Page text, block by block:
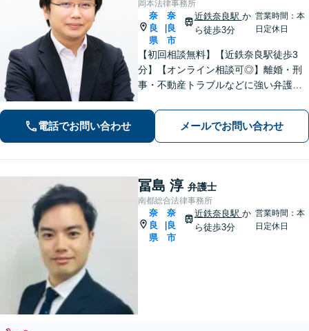
岡本法律事務所
奈
良
県
奈
良
市
近鉄奈良駅 か
ら徒歩3分
営業時間：本
日定休日
【初回相談無料】【近鉄奈良駅徒歩3
分】【オンライン相談可◎】離婚・刑
事・不動産トラブルなどに強い弁護士
対応しています。お一人で悩まれず、
まずはお気軽に電話いただけたらと思
います。【土日夜間面談】【出張相
談】
電話でお問い合わせ メールでお問い合わせ
冨島 淳 弁護士
南都総合法律事務所
奈
良
県
奈
良
市
近鉄奈良駅 か
ら徒歩3分
営業時間：本
日定休日